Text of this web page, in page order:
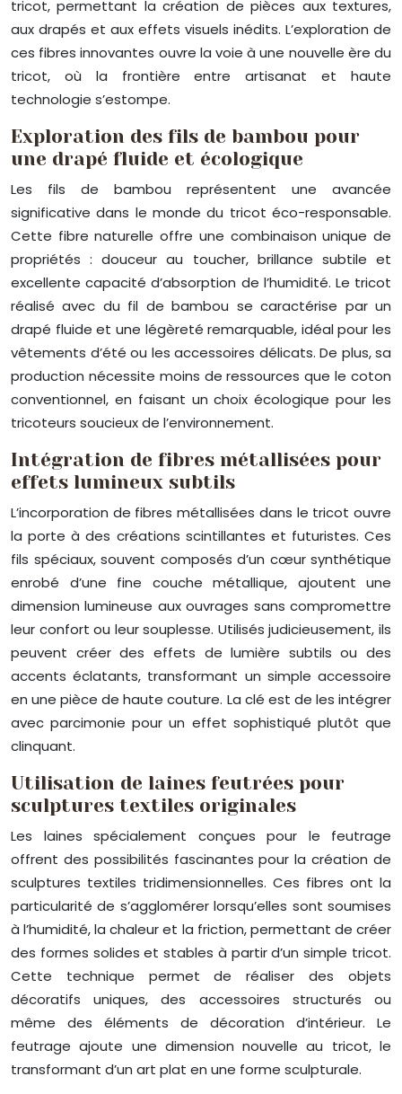
tricot, permettant la création de pièces aux textures,
aux drapés et aux effets visuels inédits. L’exploration de
ces fibres innovantes ouvre la voie à une nouvelle ère du
tricot, où la frontière entre artisanat et haute
technologie s’estompe.
Exploration des fils de bambou pour
une drapé fluide et écologique
Les fils de bambou représentent une avancée
significative dans le monde du tricot éco-responsable.
Cette fibre naturelle offre une combinaison unique de
propriétés : douceur au toucher, brillance subtile et
excellente capacité d’absorption de l’humidité. Le tricot
réalisé avec du fil de bambou se caractérise par un
drapé fluide et une légèreté remarquable, idéal pour les
vêtements d’été ou les accessoires délicats. De plus, sa
production nécessite moins de ressources que le coton
conventionnel, en faisant un choix écologique pour les
tricoteurs soucieux de l’environnement.
Intégration de fibres métallisées pour
effets lumineux subtils
L’incorporation de fibres métallisées dans le tricot ouvre
la porte à des créations scintillantes et futuristes. Ces
fils spéciaux, souvent composés d’un cœur synthétique
enrobé d’une fine couche métallique, ajoutent une
dimension lumineuse aux ouvrages sans compromettre
leur confort ou leur souplesse. Utilisés judicieusement, ils
peuvent créer des effets de lumière subtils ou des
accents éclatants, transformant un simple accessoire
en une pièce de haute couture. La clé est de les intégrer
avec parcimonie pour un effet sophistiqué plutôt que
clinquant.
Utilisation de laines feutrées pour
sculptures textiles originales
Les laines spécialement conçues pour le feutrage
offrent des possibilités fascinantes pour la création de
sculptures textiles tridimensionnelles. Ces fibres ont la
particularité de s’agglomérer lorsqu’elles sont soumises
à l’humidité, la chaleur et la friction, permettant de créer
des formes solides et stables à partir d’un simple tricot.
Cette technique permet de réaliser des objets
décoratifs uniques, des accessoires structurés ou
même des éléments de décoration d’intérieur. Le
feutrage ajoute une dimension nouvelle au tricot, le
transformant d’un art plat en une forme sculpturale.